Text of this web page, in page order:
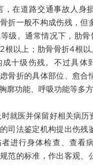
道路交通事故人身损
骨折一般不构成伤残，但
级。通常情况下，肋
根以上；肋骨骨折4根
成十级伤残。不过具体
骨折的具体部位、愈合
廓功能、呼吸功能等多方
医并保留好相关病历
司法鉴定机构提出伤残
进行身体检查、查看
范的标准，作出客观、